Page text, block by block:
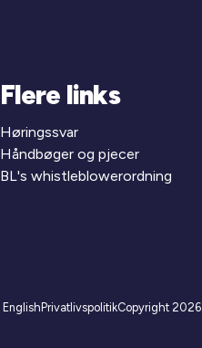
Flere links
Høringssvar
Håndbøger og pjecer
BL's whistleblowerordning
EnglishPrivatlivspolitikCopyright 2026